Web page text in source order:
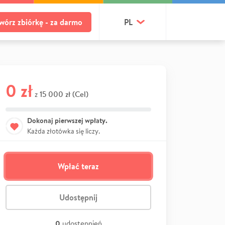
zbiórkę - za darmo PL
0 zł z 15 000 zł (Cel)
Dokonaj pierwszej wpłaty.
Każda złotówka się liczy.
Wpłać teraz
Udostępnij